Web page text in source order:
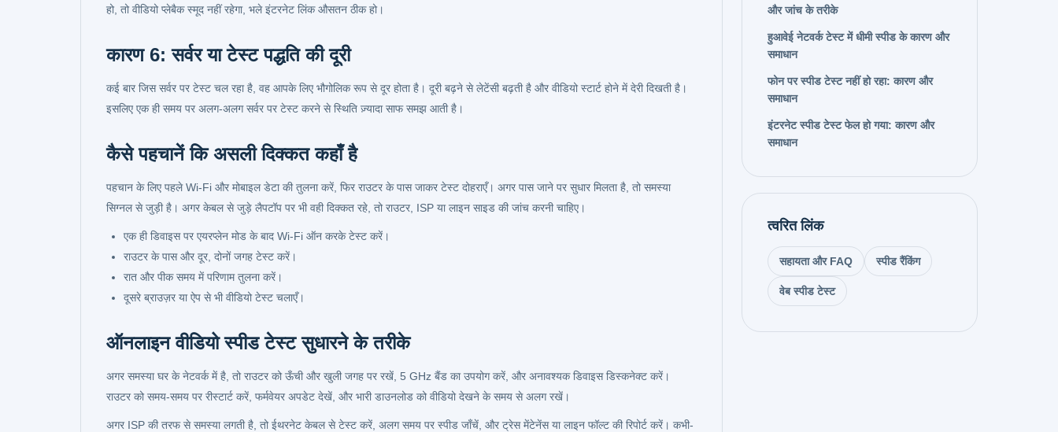
हो, तो वीडियो प्लेबैक स्मूद नहीं रहेगा, भले इंटरनेट लिंक औसतन ठीक हो।
कारण 6: सर्वर या टेस्ट पद्धति की दूरी
कई बार जिस सर्वर पर टेस्ट चल रहा है, वह आपके लिए भौगोलिक रूप से दूर होता है। दूरी बढ़ने से लेटेंसी बढ़ती है और वीडियो स्टार्ट होने में देरी दिखती है।
इसलिए एक ही समय पर अलग-अलग सर्वर पर टेस्ट करने से स्थिति ज़्यादा साफ समझ आती है।
कैसे पहचानें कि असली दिक्कत कहाँ है
पहचान के लिए पहले Wi-Fi और मोबाइल डेटा की तुलना करें, फिर राउटर के पास जाकर टेस्ट दोहराएँ। अगर पास जाने पर सुधार मिलता है, तो समस्या
सिग्नल से जुड़ी है। अगर केबल से जुड़े लैपटॉप पर भी वही दिक्कत रहे, तो राउटर, ISP या लाइन साइड की जांच करनी चाहिए।
एक ही डिवाइस पर एयरप्लेन मोड के बाद Wi-Fi ऑन करके टेस्ट करें।
राउटर के पास और दूर, दोनों जगह टेस्ट करें।
रात और पीक समय में परिणाम तुलना करें।
दूसरे ब्राउज़र या ऐप से भी वीडियो टेस्ट चलाएँ।
ऑनलाइन वीडियो स्पीड टेस्ट सुधारने के तरीके
अगर समस्या घर के नेटवर्क में है, तो राउटर को ऊँची और खुली जगह पर रखें, 5 GHz बैंड का उपयोग करें, और अनावश्यक डिवाइस डिस्कनेक्ट करें।
राउटर को समय-समय पर रीस्टार्ट करें, फर्मवेयर अपडेट देखें, और भारी डाउनलोड को वीडियो देखने के समय से अलग रखें।
अगर ISP की तरफ से समस्या लगती है, तो ईथरनेट केबल से टेस्ट करें, अलग समय पर स्पीड जाँचें, और ट्रेस मेंटेनेंस या लाइन फॉल्ट की रिपोर्ट करें। कभी-
और जांच के तरीके
हुआवेई नेटवर्क टेस्ट में धीमी स्पीड के कारण और
समाधान
फोन पर स्पीड टेस्ट नहीं हो रहा: कारण और
समाधान
इंटरनेट स्पीड टेस्ट फेल हो गया: कारण और
समाधान
त्वरित लिंक
सहायता और FAQ स्पीड रैंकिंग
वेब स्पीड टेस्ट